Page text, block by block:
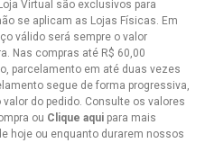
Virtual são exclusivos para
se aplicam as Lojas Físicas. Em
válido será sempre o valor
Nas compras até R$ 60,00
parcelamento em até duas vezes
segue de forma progressiva,
do pedido. Consulte os valores
ou Clique aqui para mais
hoje ou enquanto durarem nossos